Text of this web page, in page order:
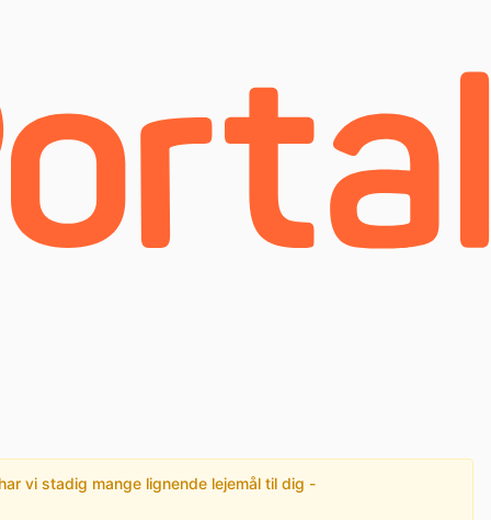
vi stadig mange lignende lejemål til dig -